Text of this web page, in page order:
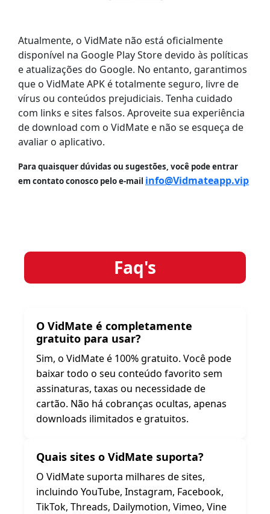
Atualmente, o VidMate não está oficialmente
disponível na Google Play Store devido às políticas
e atualizações do Google. No entanto, garantimos
que o VidMate APK é totalmente seguro, livre de
vírus ou conteúdos prejudiciais. Tenha cuidado
com links e sites falsos. Aproveite sua experiência
de download com o VidMate e não se esqueça de
avaliar o aplicativo.
Para quaisquer dúvidas ou sugestões, você pode entrar
em contato conosco pelo e-mail info@Vidmateapp.vip
Faq's
O VidMate é completamente
gratuito para usar?
Sim, o VidMate é 100% gratuito. Você pode
baixar todo o seu conteúdo favorito sem
assinaturas, taxas ou necessidade de
cartão. Não há cobranças ocultas, apenas
downloads ilimitados e gratuitos.
Quais sites o VidMate suporta?
O VidMate suporta milhares de sites,
incluindo YouTube, Instagram, Facebook,
TikTok, Threads, Dailymotion, Vimeo, Vine